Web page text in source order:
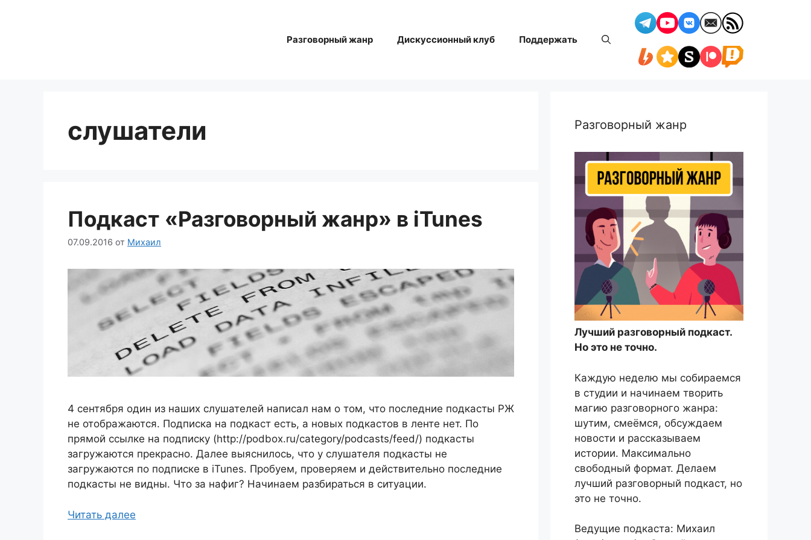
Разговорный жанр Дискуссионный клуб Поддержать
слушатели
Подкаст «Разговорный жанр» в iTunes
07.09.2016 от Михаил
4 сентября один из наших слушателей написал нам о том, что последние подкасты РЖ
не отображаются. Подписка на подкаст есть, а новых подкастов в ленте нет. По
прямой ссылке на подписку (http://podbox.ru/category/podcasts/feed/) подкасты
загружаются прекрасно. Далее выяснилось, что у слушателя подкасты не
загружаются по подписке в iTunes. Пробуем, проверяем и действительно последние
подкасты не видны. Что за нафиг? Начинаем разбираться в ситуации.
Читать далее
Разговорный жанр
Лучший разговорный подкаст.
Но это не точно.
Каждую неделю мы собираемся
в студии и начинаем творить
магию разговорного жанра:
шутим, смеёмся, обсуждаем
новости и рассказываем
истории. Максимально
свободный формат. Делаем
лучший разговорный подкаст, но
это не точно.
Ведущие подкаста: Михаил